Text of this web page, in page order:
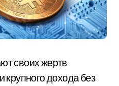
своих жертв
дохода без